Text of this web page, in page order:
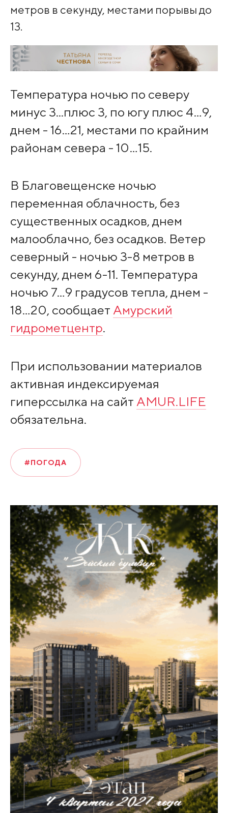
метров в секунду, местами порывы до
13.
Температура ночью по северу
минус 3...плюс 3, по югу плюс 4…9,
днем - 16…21, местами по крайним
районам севера - 10…15.
В Благовещенске ночью
переменная облачность, без
существенных осадков, днем
малооблачно, без осадков. Ветер
северный - ночью 3-8 метров в
секунду, днем 6-11. Температура
ночью 7…9 градусов тепла, днем -
18…20, сообщает Амурский
гидрометцентр.
При использовании материалов
активная индексируемая
гиперссылка на сайт AMUR.LIFE
обязательна.
#ПОГОДА